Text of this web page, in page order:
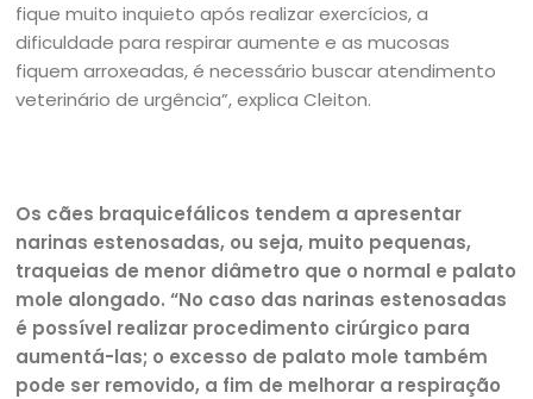
fique muito inquieto após realizar exercícios, a
dificuldade para respirar aumente e as mucosas
fiquem arroxeadas, é necessário buscar atendimento
veterinário de urgência”, explica Cleiton.
Os cães braquicefálicos tendem a apresentar
narinas estenosadas, ou seja, muito pequenas,
traqueias de menor diâmetro que o normal e palato
mole alongado. “No caso das narinas estenosadas
é possível realizar procedimento cirúrgico para
aumentá-las; o excesso de palato mole também
pode ser removido, a fim de melhorar a respiração